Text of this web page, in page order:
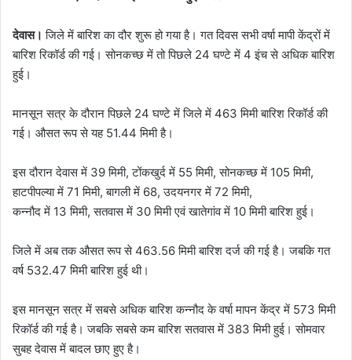
देवास। जिले में बारिश का दौर शुरू हो गया है। गत दिवस सभी वर्षा मापी केंद्रों में
बारिश रिकॉर्ड की गई। सोनकच्छ में तो पिछले 24 घण्टे में 4 इंच से अधिक बारिश
हुई।
मानसून सत्र के दौरान पिछले 24 घण्टे में जिले में 463 मिमी बारिश रिकॉर्ड की
गई। औसत रूप से यह 51.44 मिमी है।
इस दौरान देवास में 39 मिमी, टोंकखुर्द में 55 मिमी, सोनकच्छ में 105 मिमी,
हाटपीपल्या में 71 मिमी, बागली में 68, उदयनगर में 72 मिमी,
कन्नौद में 13 मिमी, सतवास में 30 मिमी एवं खातेगांव में 10 मिमी बारिश हुई।
जिले में अब तक औसत रूप से 463.56 मिमी बारिश दर्ज की गई है। जबकि गत
वर्ष 532.47 मिमी बारिश हुई थी।
इस मानसून सत्र में सबसे अधिक बारिश कन्नौद के वर्षा मापन केंद्र में 573 मिमी
रिकॉर्ड की गई है। जबकि सबसे कम बारिश सतवास में 383 मिमी हुई। सोमवार
सुबह देवास में बादल छाए हुए है।